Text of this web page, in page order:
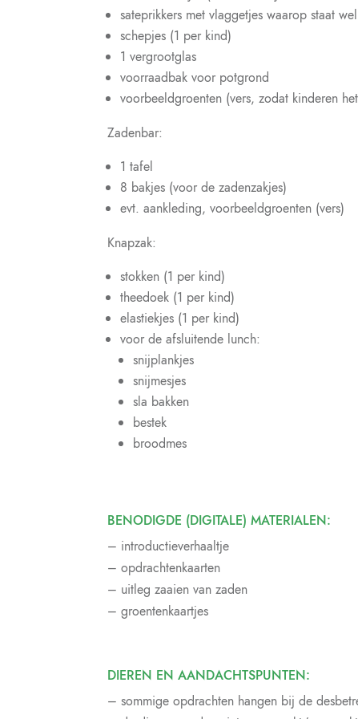
sateprikkers met vlaggetjes waarop staat
schepjes (1 per kind)
1 vergrootglas
voorraadbak voor potgrond
voorbeeldgroenten (vers, zodat kinderen
Zadenbar:
1 tafel
8 bakjes (voor de zadenzakjes)
evt. aankleding, voorbeeldgroenten (vers)
Knapzak:
stokken (1 per kind)
theedoek (1 per kind)
elastiekjes (1 per kind)
voor de afsluitende lunch:
snijplankjes
snijmesjes
sla bakken
bestek
broodmes
BENODIGDE (DIGITALE) MATERIALEN:
– introductieverhaaltje
– opdrachtenkaarten
– uitleg zaaien van zaden
– groentenkaartjes
DIEREN EN AANDACHTSPUNTEN:
– sommige opdrachten hangen bij de